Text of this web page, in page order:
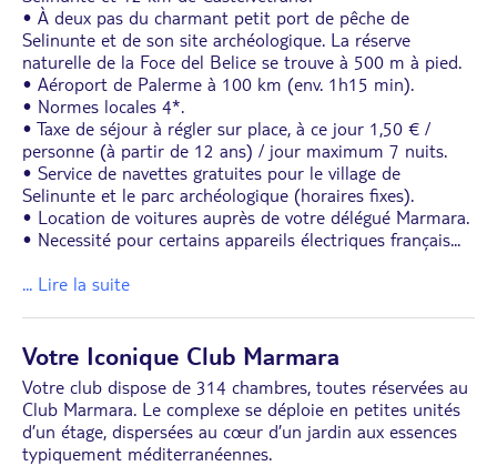
• À deux pas du charmant petit port de pêche de
Selinunte et de son site archéologique. La réserve
naturelle de la Foce del Belice se trouve à 500 m à pied.
• Aéroport de Palerme à 100 km (env. 1h15 min).
• Normes locales 4*.
• Taxe de séjour à régler sur place, à ce jour 1,50 € /
personne (à partir de 12 ans) / jour maximum 7 nuits.
• Service de navettes gratuites pour le village de
Selinunte et le parc archéologique (horaires fixes).
• Location de voitures auprès de votre délégué Marmara.
• Necessité pour certains appareils électriques français...
... Lire la suite
Votre Iconique Club Marmara
Votre club dispose de 314 chambres, toutes réservées au
Club Marmara. Le complexe se déploie en petites unités
d’un étage, dispersées au cœur d’un jardin aux essences
typiquement méditerranéennes.